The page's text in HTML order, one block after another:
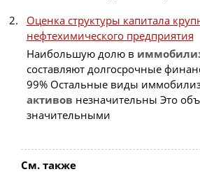
Оценка структуры капитала
нефтехимического предприятия
Наибольшую долю в
составляют долгосрочные
99% Остальные виды
активов незначительны Это
значительными
См. также